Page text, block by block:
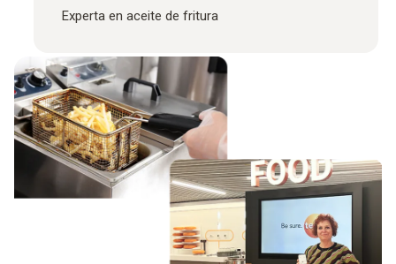
Experta en aceite de fritura